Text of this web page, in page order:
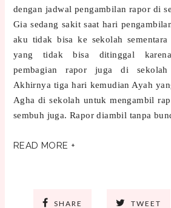
dengan jadwal pengambilan rapor di
Gia sedang sakit saat hari
aku tidak bisa ke sekolah sementara
yang tidak bisa ditinggal
pembagian rapor juga di sekolah
Akhirnya tiga hari kemudian Ayah
Agha di sekolah untuk mengambil
sembuh juga. Rapor diambil tanpa
READ MORE +
SHARE TWEET